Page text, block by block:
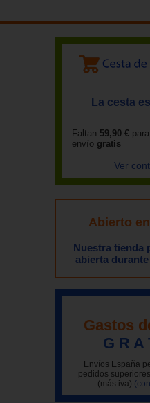
La cesta
Faltan 59,90 €
envío gratis
Ver
Abierto
Nuestra tienda
abierta
Gastos
G R A
Envíos España
pedidos
(más iva)